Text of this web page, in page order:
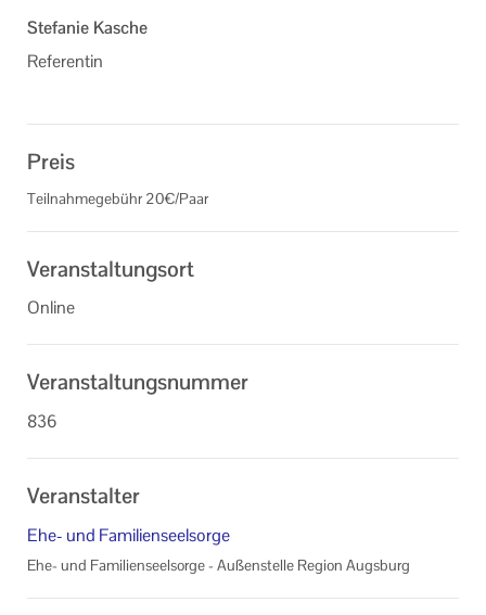
Stefanie Kasche
Referentin
Preis
Teilnahmegebühr 20€/Paar
Veranstaltungsort
Online
Veranstaltungsnummer
836
Veranstalter
Ehe- und Familienseelsorge
Ehe- und Familienseelsorge - Außenstelle Region Augsburg